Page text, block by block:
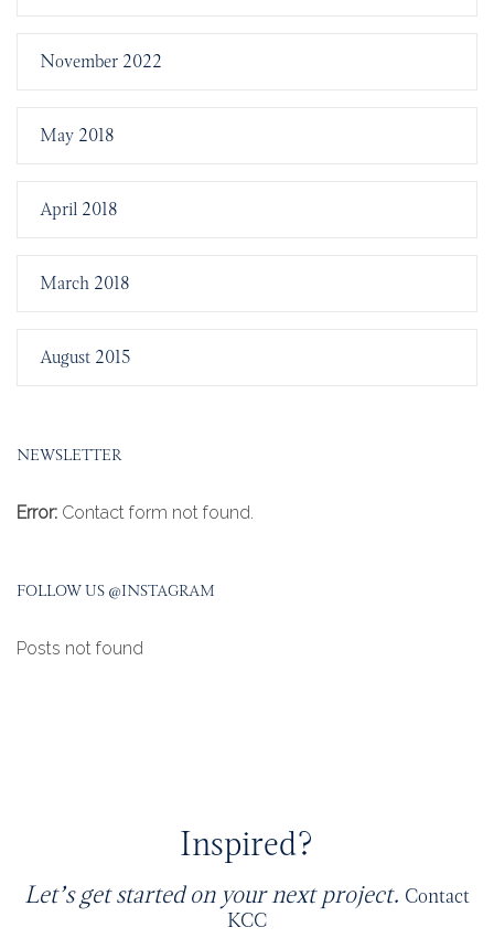
November 2022
May 2018
April 2018
March 2018
August 2015
NEWSLETTER
Error: Contact form not found.
FOLLOW US @INSTAGRAM
Posts not found
Inspired?
Let’s get started on your next project. Contact
KCC